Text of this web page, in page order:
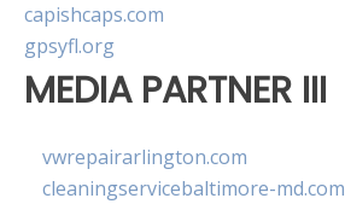
capishcaps.com
gpsyfl.org
MEDIA PARTNER III
vwrepairarlington.com
cleaningservicebaltimore-md.com